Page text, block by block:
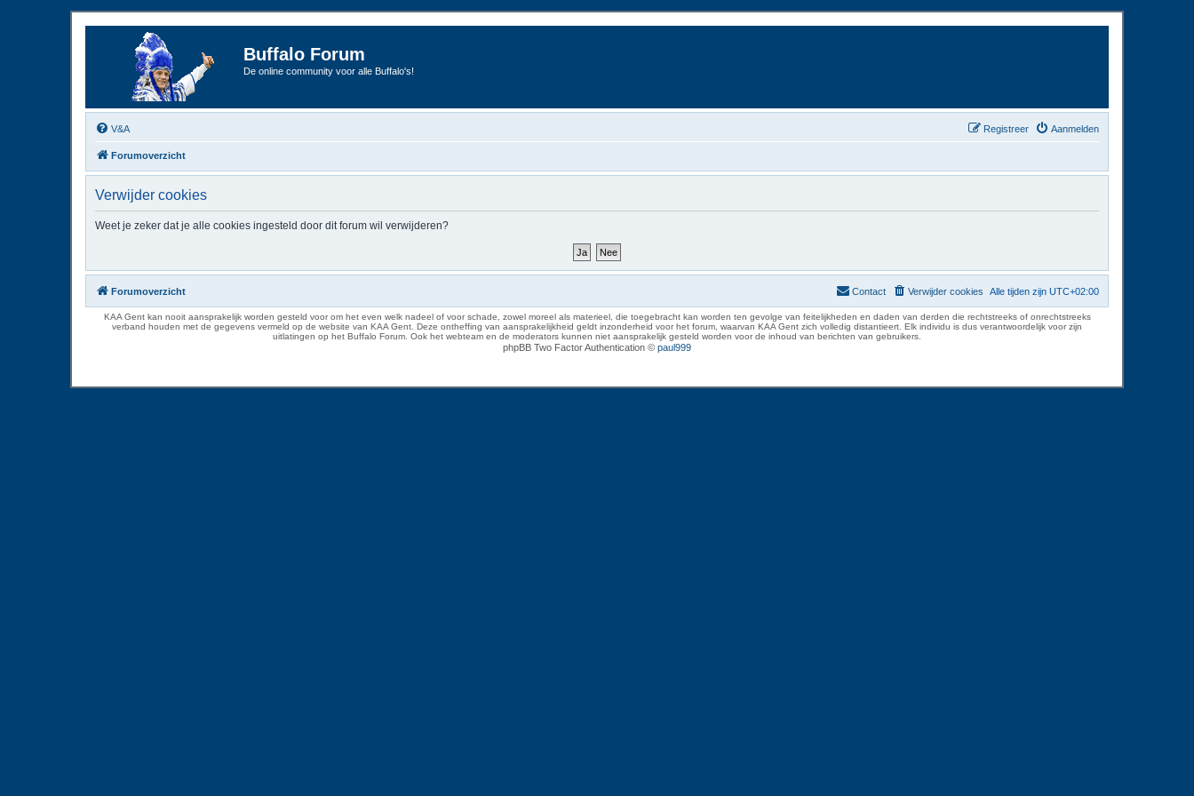
Buffalo Forum
De online community voor alle Buffalo's!
V&A Aanmelden
Registreer
Forumoverzicht
Verwijder cookies
Weet je zeker dat je alle cookies ingesteld door dit forum wil verwijderen?
Forumoverzicht Alle tijden zijn UTC+02:00
Verwijder cookies
Contact
KAA Gent kan nooit aansprakelijk worden gesteld voor om het even welk nadeel of voor schade, zowel moreel als materieel, die toegebracht kan worden ten gevolge van feitelijkheden en daden van derden die rechtstreeks of onrechtstreeks
verband houden met de gegevens vermeld op de website van KAA Gent. Deze ontheffing van aansprakelijkheid geldt inzonderheid voor het forum, waarvan KAA Gent zich volledig distantieert. Elk individu is dus verantwoordelijk voor zijn
uitlatingen op het Buffalo Forum. Ook het webteam en de moderators kunnen niet aansprakelijk gesteld worden voor de inhoud van berichten van gebruikers.
phpBB Two Factor Authentication © paul999